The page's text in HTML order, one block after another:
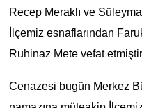
Recep Meraklı ve
İlçemiz esnaflarından
Ruhinaz Mete vefat
Cenazesi bugün Merkez